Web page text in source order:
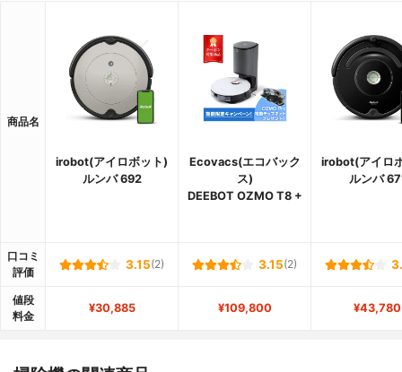
商品名
irobot(アイロボット)
ルンバ 692
Ecovacs(エコバック
ス)
DEEBOT OZMO T8 +
irobot(アイロ
ルンバ
口コミ
評価
3.15(2) 3.15(2)
値段
料金
¥30,885 ¥109,800 ¥43,780